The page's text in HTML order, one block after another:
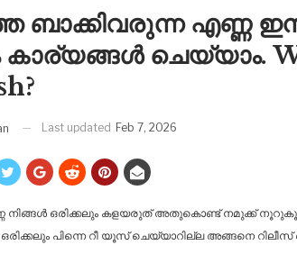
ബാക്കിവരുന്ന എണ്ണ
ചെയ്യാം.
Last updated Feb 7, 2026
നിങ്ങൾ ഒരിക്കലും കളയരുത് അതുകൊണ്ട് നമുക്ക്
പിന്നെ റീ യൂസ് ചെയ്യാറില്ല അങ്ങനെ